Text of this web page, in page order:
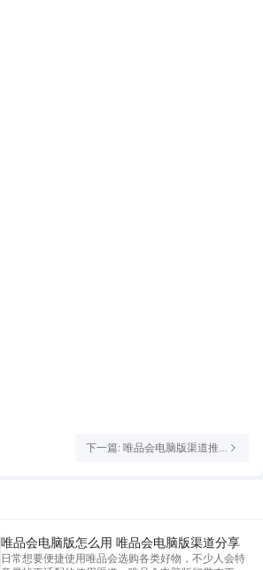
下一篇: 唯品会电脑版渠道推
唯品会电脑版怎么用 唯品会电脑版渠道分享
日常想要便捷使用唯品会选购各类好物，不少人会特